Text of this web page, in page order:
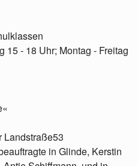
15 - 18 Uhr; Montag - Freitag
Landstraße53
in Glinde, Kerstin